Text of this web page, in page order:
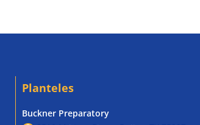
Planteles
Buckner Preparatory